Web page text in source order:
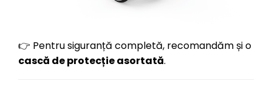
👉 Pentru siguranță completă, recomandăm și o
cască de protecție asortată.